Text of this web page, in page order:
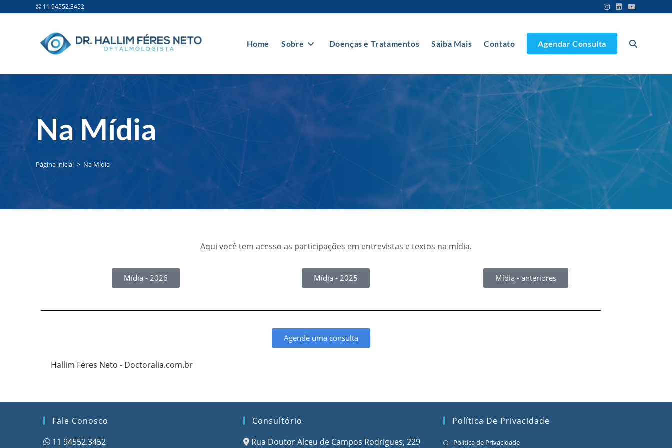
11 94552.3452
Home Sobre Doenças e Tratamentos Saiba Mais Contato Agendar Consulta
Na Mídia
Página inicial > Na Mídia
Aqui você tem acesso as participações em entrevistas e textos na mídia.
Mídia - 2026 Mídia - 2025 Mídia - anteriores
Agende uma consulta
Hallim Feres Neto - Doctoralia.com.br
Fale Conosco
11 94552.3452
Consultório
Rua Doutor Alceu de Campos Rodrigues, 229
Política De Privacidade
Política de Privacidade